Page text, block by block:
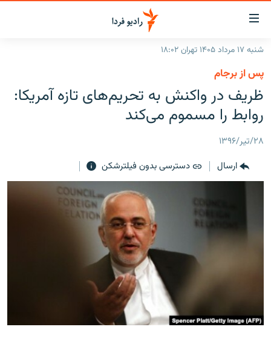
لینک‌های
قابلیت
دسترسی
بازگشت
منوی
اصلی
رفتن
صفحه
جستجو
ایران
جهان
برنامه‌های رادیویی
پادکست
چندرسانه‌ای
گزارش‌های ویدئویی
English
شنبه ۱۷ مرداد ۱۴۰۵ تهران ۱۸:۰۲
پس از برجام
ظریف در واکنش به تحریم‌های تازه آمریکا:
روابط را مسموم می‌کند
۲۸/تیر/۱۳۹۶
ارسال
دسترسی بدون فیلترشکن